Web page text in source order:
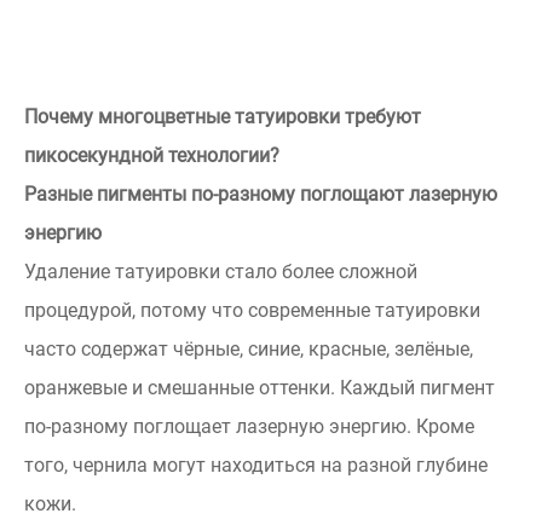
Почему многоцветные татуировки требуют
пикосекундной технологии?
Разные пигменты по-разному поглощают лазерную
энергию
Удаление татуировки стало более сложной
процедурой, потому что современные татуировки
часто содержат чёрные, синие, красные, зелёные,
оранжевые и смешанные оттенки. Каждый пигмент
по-разному поглощает лазерную энергию. Кроме
того, чернила могут находиться на разной глубине
кожи.